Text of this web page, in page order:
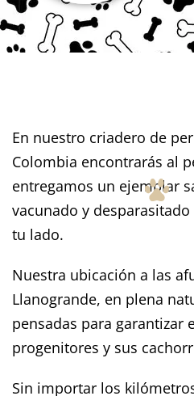
En nuestro criadero de
Colombia encontrarás al
entregamos un ejemplar
vacunado y
tu lado.
Nuestra ubicación a las
Llanogrande, en plena
pensadas para garantizar
progenitores y sus
Sin importar los